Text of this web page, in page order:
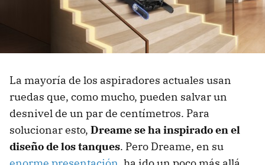
La mayoría de los aspiradores actuales usan
ruedas que, como mucho, pueden salvar un
desnivel de un par de centímetros. Para
solucionar esto, Dreame se ha inspirado en el
diseño de los tanques. Pero Dreame, en su